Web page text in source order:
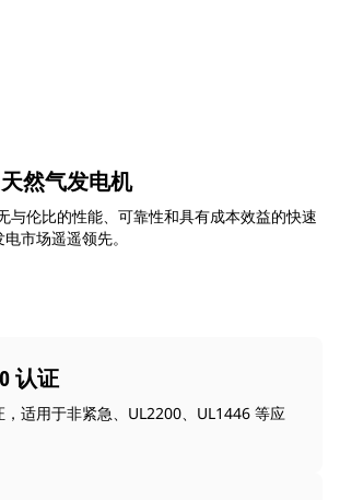
天然气发电机
伦比的性能、可靠性和具有成本效益的快速
市场遥遥领先。
认证
，适用于非紧急、UL2200、UL1446 等应